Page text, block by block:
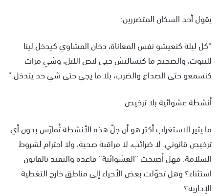
يقول أحد السكان المتضررين:
“كل ليلة كنعيشو نفس المعاناة، دخان المشاوي كيدخل لينا
للبيوت، والضجيج ما كيساليش حتى لنص الليل، وشي مرات
كنسمعو حتى الصداع والضرب، بلا ما يجي حتى شي حد يتدخل.”
أنشطة عشوائية بلا ترخيص
ما يثير الاستغراب أكثر هو أن جلّ هذه الأنشطة تُمارَس بدون أي
ترخيص قانوني. لا ضرائب، لا مراقبة صحية، ولا احترام لشروط
السلامة. فهل أصبحت “العشوائية” قاعدة والتقيد بالقانون
استثناء؟ وهل تحوّلت بعض الأحياء إلى مناطق خارج التغطية
الإدارية؟